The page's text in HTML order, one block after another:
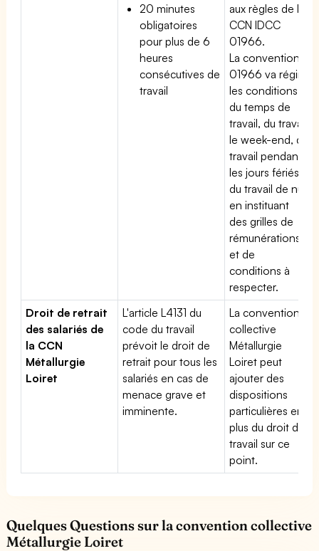
20 minutes
obligatoires
pour plus de 6
heures
consécutives de
travail
aux règles de la
CCN IDCC
01966.
La convention
01966 va régir
les conditions
du temps de
travail, du travail
le week-end, du
travail pendant
les jours fériés,
du travail de nuit
en instituant
des grilles de
rémunérations
et de
conditions à
respecter.
Droit de retrait
des salariés de
la CCN
Métallurgie
Loiret
L'article L4131 du
code du travail
prévoit le droit de
retrait pour tous les
salariés en cas de
menace grave et
imminente.
La convention
collective
Métallurgie
Loiret peut
ajouter des
dispositions
particulières en
plus du droit du
travail sur ce
point.
Quelques Questions sur la convention collective
Métallurgie Loiret